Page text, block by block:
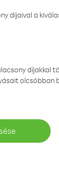
díjaival a
díjakkal
olcsóbban